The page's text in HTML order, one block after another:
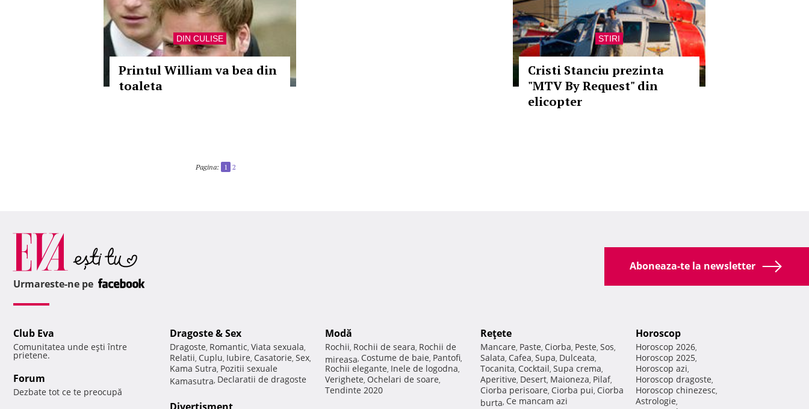
DIN CULISE
Printul William va bea din
toaleta
STIRI
Cristi Stanciu prezinta
"MTV By Request" din
elicopter
Pagina: 1 2
Aboneaza-te la newsletter
Urmareste-ne pe
Club Eva
Comunitatea unde eşti între
prietene.
Forum
Dezbate tot ce te preocupă
Dragoste & Sex
Dragoste, Romantic, Viata sexuala,
Relatii, Cuplu, Iubire, Casatorie, Sex,
Kama Sutra, Pozitii sexuale
Kamasutra, Declaratii de dragoste
Modă
Rochii, Rochii de seara, Rochii de
mireasa, Costume de baie, Pantofi,
Rochii elegante, Inele de logodna,
Verighete, Ochelari de soare,
Tendinte 2020
Reţete
Mancare, Paste, Ciorba, Peste, Sos,
Salata, Cafea, Supa, Dulceata,
Tocanita, Cocktail, Supa crema,
Aperitive, Desert, Maioneza, Pilaf,
Ciorba perisoare, Ciorba pui, Ciorba
burta, Ce mancam azi
Horoscop
Horoscop 2026,
Horoscop 2025,
Horoscop azi,
Horoscop dragoste,
Horoscop chinezesc,
Astrologie,